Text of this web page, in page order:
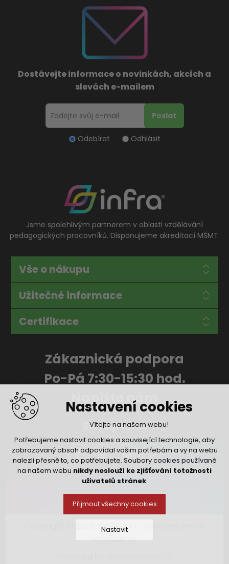
Nastavení cookies
Vítejte na našem webu!
Potřebujeme nastavit cookies a související technologie, aby
zobrazovaný obsah odpovídal vašim potřebám a vy na webu
nalezli přesně to, co potřebujete. Soubory cookies používané
na našem webu nikdy neslouží ke zjišťování totožnosti
uživatelů stránek.
Přijmout všechny cookies
Nastavit
Dostávejte informace o novinkách, akcích a
slevách e-mailem
Odebírat Odhlásit
Jsme spolehlivým partnerem v oblasti vzdělávání
pedagogických pracovníků. Disponujeme akreditací MŠMT.
Vše o nákupu
Užitečné informace
Certifikace
Zákaznická podpora
Po-Pá 7:30-15:30 hod.
Napište nám
Sledujte nás
Copyright © 2026 INFRA, s.r.o. Všechna práva
vyhrazena.